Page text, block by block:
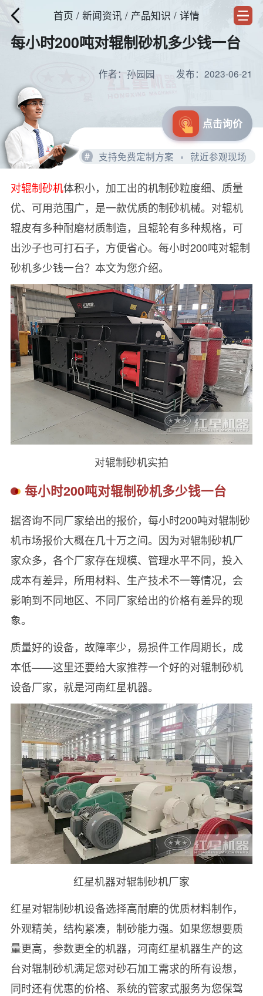
首页 / 新闻资讯 / 产品知识 / 详情
每小时200吨对辊制砂机多少钱一台
作者：孙园园 发布：2023-06-21
点击询价
# 支持免费定制方案 就近参观现场
对辊制砂机体积小，加工出的机制砂粒度细、质量
优、可用范围广，是一款优质的制砂机械。对辊机
辊皮有多种耐磨材质制造，且辊轮有多种规格，可
出沙子也可打石子，方便省心。每小时200吨对辊制
砂机多少钱一台？本文为您介绍。
对辊制砂机实拍
每小时200吨对辊制砂机多少钱一台
据咨询不同厂家给出的报价，每小时200吨对辊制砂
机市场报价大概在几十万之间。因为对辊制砂机厂
家众多，各个厂家存在规模、管理水平不同，投入
成本有差异，所用材料、生产技术不一等情况，会
影响到不同地区、不同厂家给出的价格有差异的现
象。
质量好的设备，故障率少，易损件工作周期长，成
本低——这里还要给大家推荐一个好的对辊制砂机
设备厂家，就是河南红星机器。
红星机器对辊制砂机厂家
红星对辊制砂机设备选择高耐磨的优质材料制作，
外观精美，结构紧凑，制砂能力强。如果您想要质
量更高，参数更全的机器，河南红星机器生产的这
台对辊制砂机满足您对砂石加工需求的所有设想，
同时还有优惠的价格、系统的管家式服务为您保驾